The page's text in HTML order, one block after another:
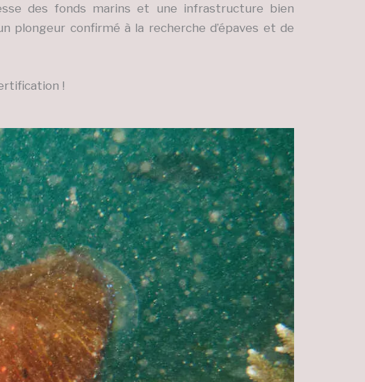
des fonds marins et une infrastructure bien
plongeur confirmé à la recherche d’épaves et de
!